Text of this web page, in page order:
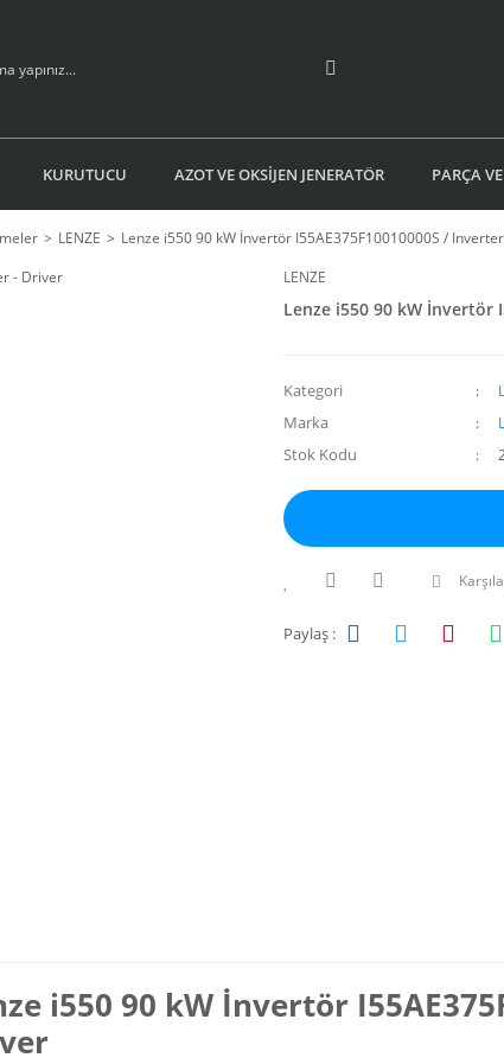
KURUTUCU AZOT VE OKSİJEN JENERATÖR PARÇA
LENZE
Lenze i550 90 kW İnvertör I55AE375F10010000S /
LENZE
Lenze i550 90 kW İnvertör
Kategori
Marka
Stok Kodu
Paylaş :
i550 90 kW İnvertör